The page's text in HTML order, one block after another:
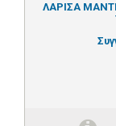
ΛΑΡΙΣΑ